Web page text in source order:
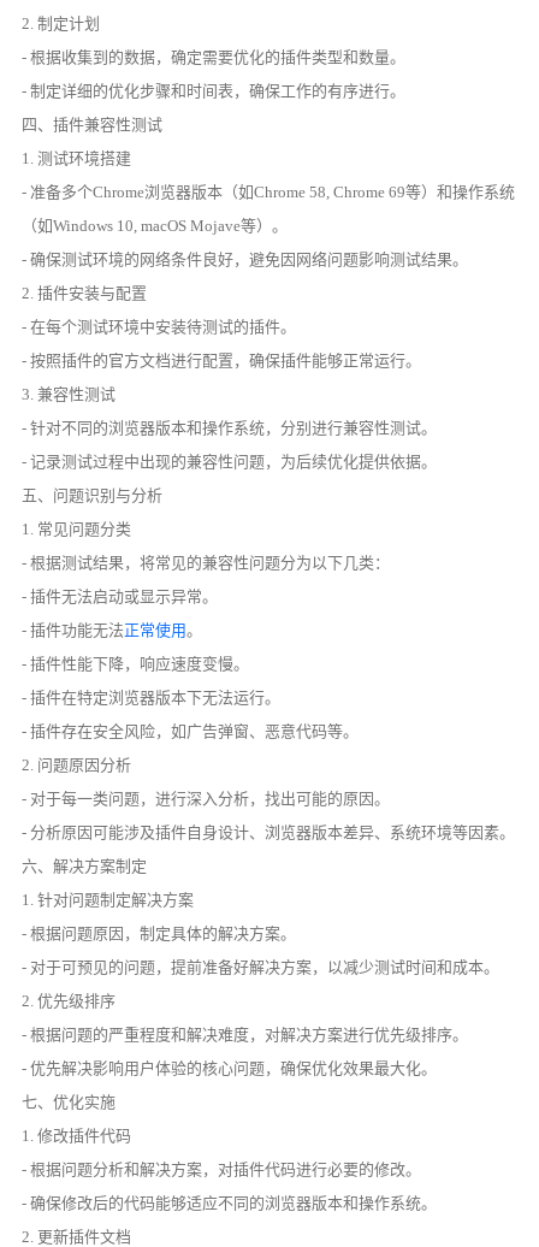
2. 制定计划
- 根据收集到的数据，确定需要优化的插件类型和数量。
- 制定详细的优化步骤和时间表，确保工作的有序进行。
四、插件兼容性测试
1. 测试环境搭建
- 准备多个Chrome浏览器版本（如Chrome 58, Chrome 69等）和操作系统
（如Windows 10, macOS Mojave等）。
- 确保测试环境的网络条件良好，避免因网络问题影响测试结果。
2. 插件安装与配置
- 在每个测试环境中安装待测试的插件。
- 按照插件的官方文档进行配置，确保插件能够正常运行。
3. 兼容性测试
- 针对不同的浏览器版本和操作系统，分别进行兼容性测试。
- 记录测试过程中出现的兼容性问题，为后续优化提供依据。
五、问题识别与分析
1. 常见问题分类
- 根据测试结果，将常见的兼容性问题分为以下几类：
- 插件无法启动或显示异常。
- 插件功能无法正常使用。
- 插件性能下降，响应速度变慢。
- 插件在特定浏览器版本下无法运行。
- 插件存在安全风险，如广告弹窗、恶意代码等。
2. 问题原因分析
- 对于每一类问题，进行深入分析，找出可能的原因。
- 分析原因可能涉及插件自身设计、浏览器版本差异、系统环境等因素。
六、解决方案制定
1. 针对问题制定解决方案
- 根据问题原因，制定具体的解决方案。
- 对于可预见的问题，提前准备好解决方案，以减少测试时间和成本。
2. 优先级排序
- 根据问题的严重程度和解决难度，对解决方案进行优先级排序。
- 优先解决影响用户体验的核心问题，确保优化效果最大化。
七、优化实施
1. 修改插件代码
- 根据问题分析和解决方案，对插件代码进行必要的修改。
- 确保修改后的代码能够适应不同的浏览器版本和操作系统。
2. 更新插件文档